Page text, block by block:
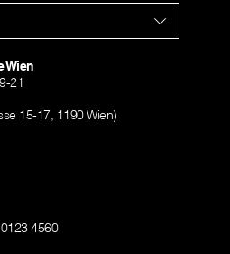
Wien
21
15-17, 1190 Wien)
4560